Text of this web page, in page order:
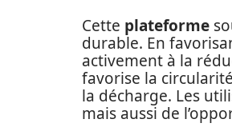
Cette plateforme
durable. En
activement à la
favorise la
la décharge. Les
mais aussi de